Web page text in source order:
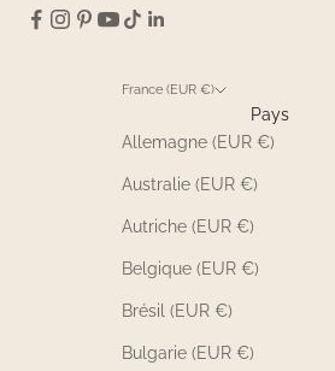
France (EUR €)
Pays
Allemagne (EUR €)
Australie (EUR €)
Autriche (EUR €)
Belgique (EUR €)
Brésil (EUR €)
Bulgarie (EUR €)